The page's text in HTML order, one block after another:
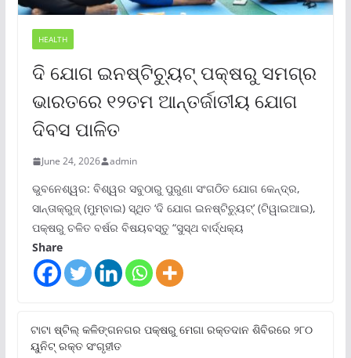
HEALTH
ଦି ଯୋଗ ଇନଷ୍ଟିଚ୍ୟୁଟ୍ ପକ୍ଷରୁ ସମଗ୍ର
ଭାରତରେ ୧୨ତମ ଆନ୍ତର୍ଜାତୀୟ ଯୋଗ
ଦିବସ ପାଳିତ
June 24, 2026 admin
ଭୁବନେଶ୍ୱର: ବିଶ୍ୱର ସବୁଠାରୁ ପୁରୁଣା ସଂଗଠିତ ଯୋଗ କେନ୍ଦ୍ର,
ସାନ୍ତାକ୍ରୁଜ୍ (ମୁମ୍ବାଇ) ସ୍ଥିତ ‘ଦି ଯୋଗ ଇନଷ୍ଟିଚ୍ୟୁଟ୍‌’ (ଟିୱାଇଆଇ),
ପକ୍ଷରୁ ଚଳିତ ବର୍ଷର ବିଷୟବସ୍ତୁ “ସୁସ୍ଥ ବାର୍ଦ୍ଧକ୍ୟ
Share
ଟାଟା ଷ୍ଟିଲ୍‌ କଳିଙ୍ଗନଗର ପକ୍ଷରୁ ମେଗା ରକ୍ତଦାନ ଶିବିରରେ ୨୮୦
ୟୁନିଟ୍‌ ରକ୍ତ ସଂଗୃହୀତ